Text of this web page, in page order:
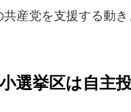
産党を支援する動き
選挙区は自主